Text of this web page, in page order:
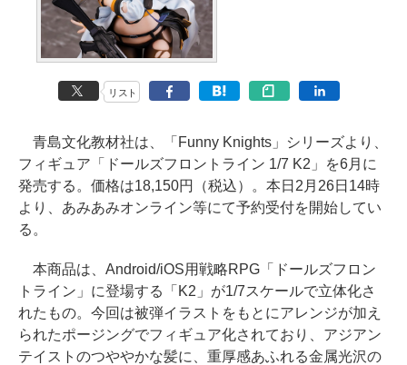
リスト
青島文化教材社は、「Funny Knights」シリーズより、
フィギュア「ドールズフロントライン 1/7 K2」を6月に
発売する。価格は18,150円（税込）。本日2月26日14時
より、あみあみオンライン等にて予約受付を開始してい
る。
本商品は、Android/iOS用戦略RPG「ドールズフロン
トライン」に登場する「K2」が1/7スケールで立体化さ
れたもの。今回は被弾イラストをもとにアレンジが加え
られたポージングでフィギュア化されており、アジアン
テイストのつややかな髪に、重厚感あふれる金属光沢の